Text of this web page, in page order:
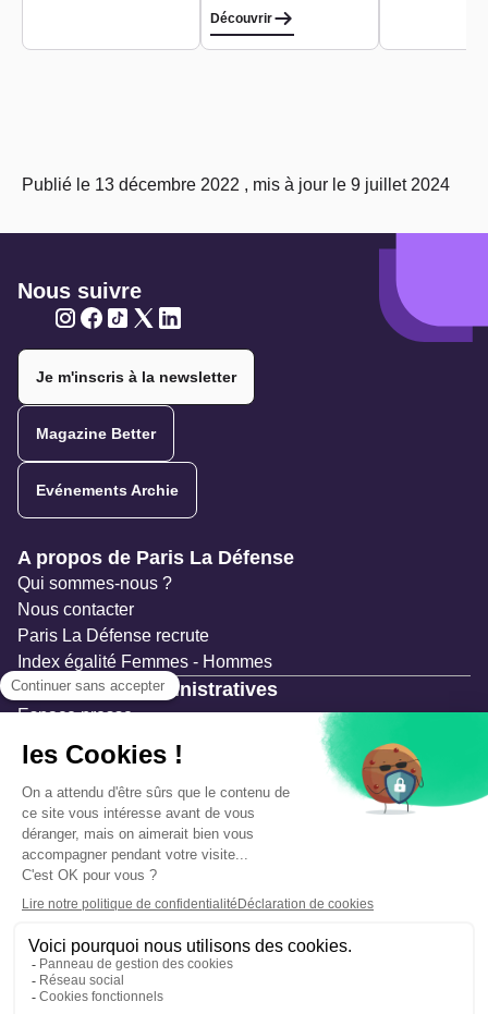
Découvrir
Publié le 13 décembre 2022 , mis à jour le 9 juillet 2024
Nous suivre
Je m'inscris à la newsletter
Magazine Better
Evénements Archie
Navigation secondaire
A propos de Paris La Défense
Qui sommes-nous ?
Nous contacter
Paris La Défense recrute
Index égalité Femmes - Hommes
Ressources administratives
Espace presse
Documentation
Marchés publics
Appels à projets & avis d'attribution
Mesures de publicité
Concertations et enquêtes publiques
Précautions et sécurité
Plan de gestion des risques
Mentions légales
Données personnelles
Gestion des cookies